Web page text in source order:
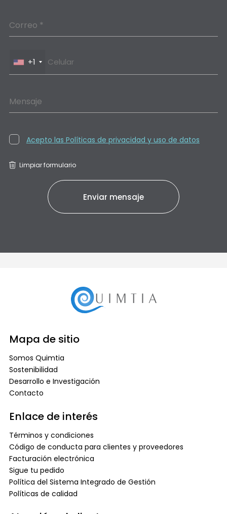
Correo *
+1
Mensaje
Acepto las Políticas de privacidad y uso de datos
Limpiar formulario
Mapa de sitio
Somos Quimtia
Sostenibilidad
Desarrollo e Investigación
Contacto
Enlace de interés
Términos y condiciones
Código de conducta para clientes y proveedores
Facturación electrónica
Sigue tu pedido
Política del Sistema Integrado de Gestión
Políticas de calidad